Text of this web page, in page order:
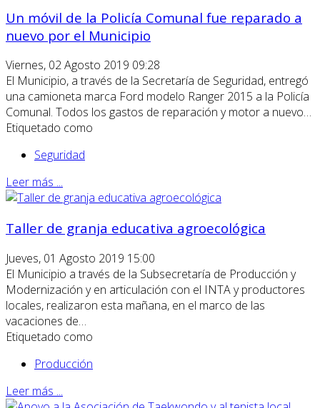
Un móvil de la Policía Comunal fue reparado a
nuevo por el Municipio
Viernes, 02 Agosto 2019 09:28
El Municipio, a través de la Secretaría de Seguridad, entregó
una camioneta marca Ford modelo Ranger 2015 a la Policía
Comunal. Todos los gastos de reparación y motor a nuevo…
Etiquetado como
Seguridad
Leer más ...
Taller de granja educativa agroecológica
Jueves, 01 Agosto 2019 15:00
El Municipio a través de la Subsecretaría de Producción y
Modernización y en articulación con el INTA y productores
locales, realizaron esta mañana, en el marco de las
vacaciones de…
Etiquetado como
Producción
Leer más ...